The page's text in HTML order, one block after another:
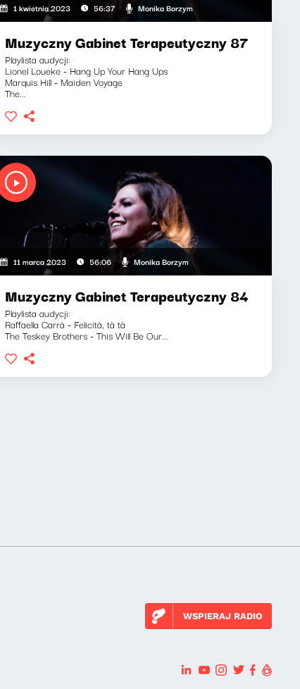
1 kwietnia 2023 56:37 Monika Borzym
Muzyczny Gabinet Terapeutyczny 87
Playlista audycji:
Lionel Loueke - Hang Up Your Hang Ups
Marquis Hill - Maiden Voyage
The...
11 marca 2023 56:06 Monika Borzym
Muzyczny Gabinet Terapeutyczny 84
Playlista audycji:
Raffaella Carrà - Felicità, tà tà
The Teskey Brothers - This Will Be Our...
WSPIERAJ RADIO